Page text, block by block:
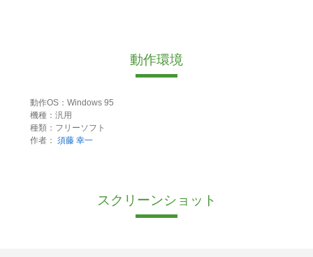
動作環境
動作OS：Windows 95
機種：汎用
種類：フリーソフト
作者： 須藤 幸一
スクリーンショット